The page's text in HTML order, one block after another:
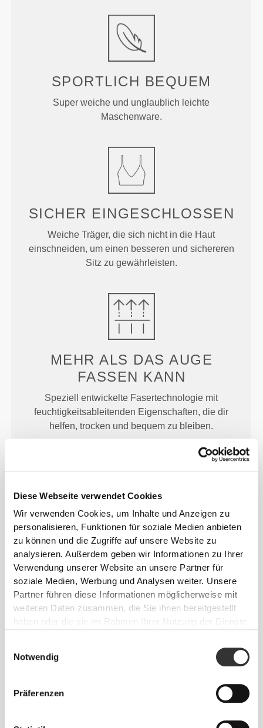
Diese Webseite verwendet Cookies
Wir verwenden Cookies, um Inhalte und Anzeigen zu
personalisieren, Funktionen für soziale Medien anbieten
zu können und die Zugriffe auf unsere Website zu
analysieren. Außerdem geben wir Informationen zu Ihrer
Verwendung unserer Website an unsere Partner für
soziale Medien, Werbung und Analysen weiter. Unsere
Partner führen diese Informationen möglicherweise mit
weiteren Daten zusammen, die Sie ihnen bereitgestellt
haben oder die sie im Rahmen Ihrer Nutzung der Dienste
Notwendig
Präferenzen
SPORTLICH BEQUEM
Super weiche und unglaublich leichte
Maschenware.
SICHER EINGESCHLOSSEN
Weiche Träger, die sich nicht in die Haut
einschneiden, um einen besseren und sichereren
Sitz zu gewährleisten.
MEHR ALS DAS AUGE
FASSEN KANN
Speziell entwickelte Fasertechnologie mit
feuchtigkeitsableitenden Eigenschaften, die dir
helfen, trocken und bequem zu bleiben.
ENTWICKELT MIT
RevoKnitist eine von Prozis entwickelte
fortschrittliche Stricktechnologie, die